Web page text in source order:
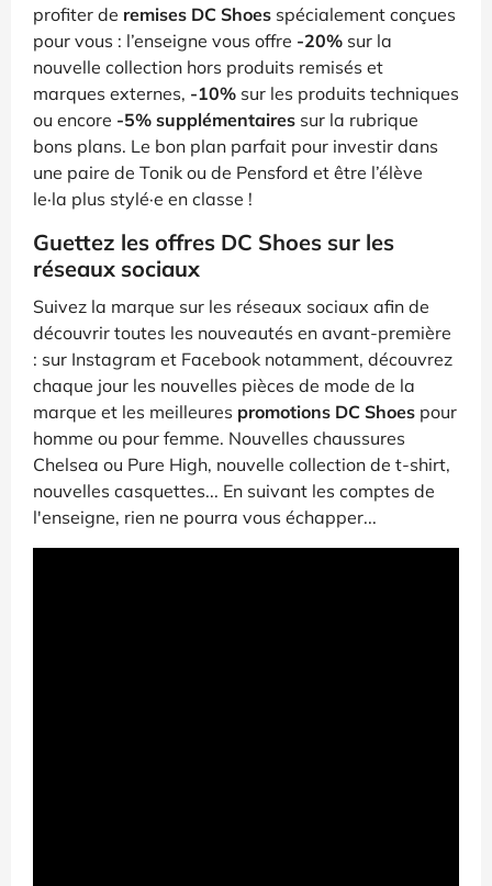
profiter de remises DC Shoes spécialement conçues
pour vous : l’enseigne vous offre -20% sur la
nouvelle collection hors produits remisés et
marques externes, -10% sur les produits techniques
ou encore -5% supplémentaires sur la rubrique
bons plans. Le bon plan parfait pour investir dans
une paire de Tonik ou de Pensford et être l’élève
le·la plus stylé·e en classe !
Guettez les offres DC Shoes sur les
réseaux sociaux
Suivez la marque sur les réseaux sociaux afin de
découvrir toutes les nouveautés en avant-première
: sur Instagram et Facebook notamment, découvrez
chaque jour les nouvelles pièces de mode de la
marque et les meilleures promotions DC Shoes pour
homme ou pour femme. Nouvelles chaussures
Chelsea ou Pure High, nouvelle collection de t-shirt,
nouvelles casquettes... En suivant les comptes de
l'enseigne, rien ne pourra vous échapper...